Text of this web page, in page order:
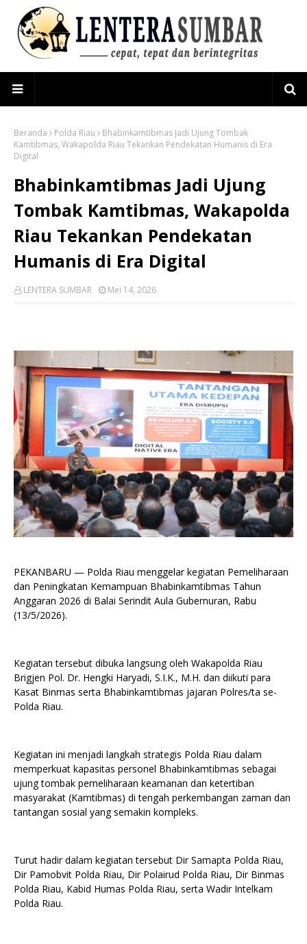
Beranda Polda Riau
Bhabinkamtibmas Jadi Ujung Tombak
Kamtibmas, Wakapolda Riau Tekankan Pendekatan Humanis di Era
Digital
Bhabinkamtibmas Jadi Ujung
Tombak Kamtibmas, Wakapolda
Riau Tekankan Pendekatan
Humanis di Era Digital
LENTERA SUMBAR Mei 14, 2026
PEKANBARU — Polda Riau menggelar kegiatan Pemeliharaan
dan Peningkatan Kemampuan Bhabinkamtibmas Tahun
Anggaran 2026 di Balai Serindit Aula Gubernuran, Rabu
(13/5/2026).
Kegiatan tersebut dibuka langsung oleh Wakapolda Riau
Brigjen Pol. Dr. Hengki Haryadi, S.I.K., M.H. dan diikuti para
Kasat Binmas serta Bhabinkamtibmas jajaran Polres/ta se-
Polda Riau.
Kegiatan ini menjadi langkah strategis Polda Riau dalam
memperkuat kapasitas personel Bhabinkamtibmas sebagai
ujung tombak pemeliharaan keamanan dan ketertiban
masyarakat (Kamtibmas) di tengah perkembangan zaman dan
tantangan sosial yang semakin kompleks.
Turut hadir dalam kegiatan tersebut Dir Samapta Polda Riau,
Dir Pamobvit Polda Riau, Dir Polairud Polda Riau, Dir Binmas
Polda Riau, Kabid Humas Polda Riau, serta Wadir Intelkam
Polda Riau.